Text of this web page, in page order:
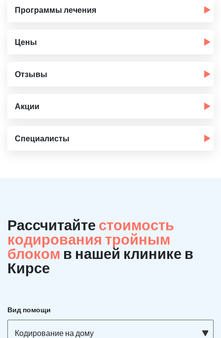
Программы лечения
Цены
Отзывы
Акции
Специалисты
Рассчитайте стоимость
кодирования тройным
блоком в нашей клинике в
Кирсе
Вид помощи
Кодирование на дому